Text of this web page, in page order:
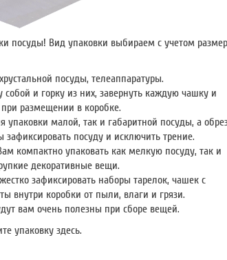
посуды! Вид упаковки выбираем с учетом
посуды, телеаппаратуры.
и горку из них, завернуть каждую чашку и
размещении в коробке.
упаковки малой, так и габаритной посуды, а
посуду и исключить трение.
компактно упаковать как мелкую посуду, так и
декоративные вещи.
зафиксировать наборы тарелок, чашек с
внутри коробки от пыли, влаги и грязи.
вам очень полезны при сборе вещей.
упаковку здесь.